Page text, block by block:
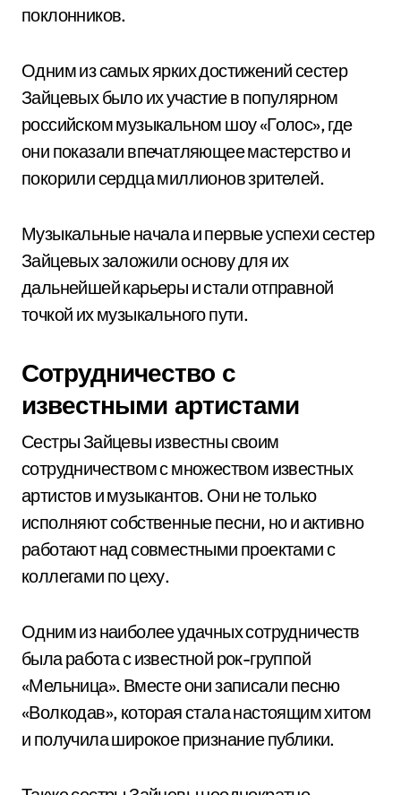
поклонников.
Одним из самых ярких достижений сестер
Зайцевых было их участие в популярном
российском музыкальном шоу «Голос», где
они показали впечатляющее мастерство и
покорили сердца миллионов зрителей.
Музыкальные начала и первые успехи сестер
Зайцевых заложили основу для их
дальнейшей карьеры и стали отправной
точкой их музыкального пути.
Сотрудничество с
известными артистами
Сестры Зайцевы известны своим
сотрудничеством с множеством известных
артистов и музыкантов. Они не только
исполняют собственные песни, но и активно
работают над совместными проектами с
коллегами по цеху.
Одним из наиболее удачных сотрудничеств
была работа с известной рок-группой
«Мельница». Вместе они записали песню
«Волкодав», которая стала настоящим хитом
и получила широкое признание публики.